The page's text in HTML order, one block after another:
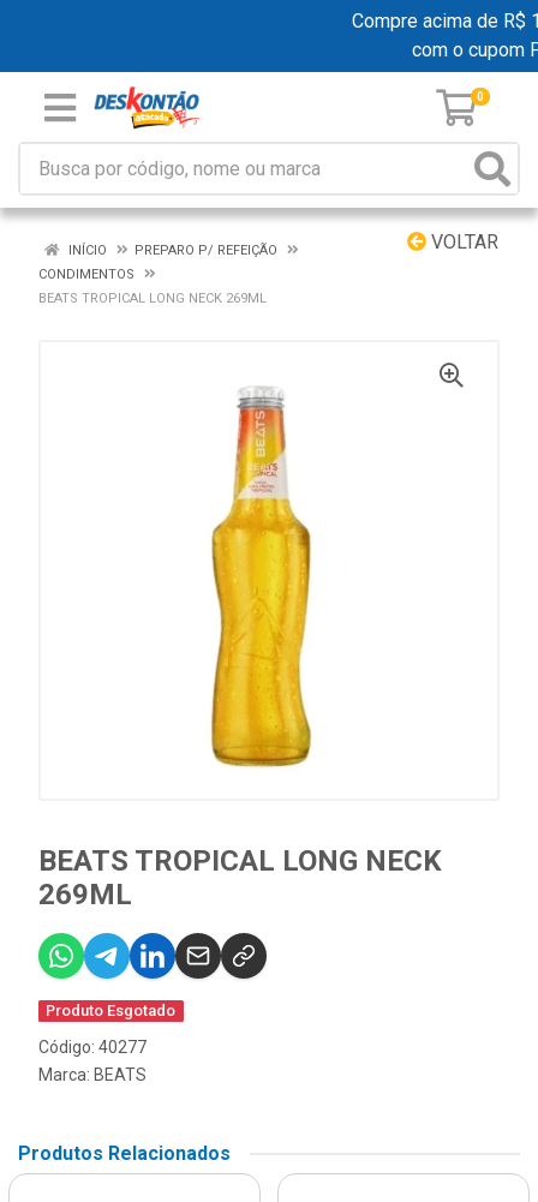
Compre acima de R$
com o cupom
0
VOLTAR
INÍCIO
PREPARO P/ REFEIÇÃO
CONDIMENTOS
BEATS TROPICAL LONG NECK 269ML
BEATS TROPICAL LONG NECK
269ML
Produto Esgotado
Código: 40277
Marca: BEATS
Produtos Relacionados